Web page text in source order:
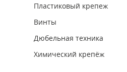
Пластиковый крепеж
Винты
Дюбельная техника
Химический крепёж